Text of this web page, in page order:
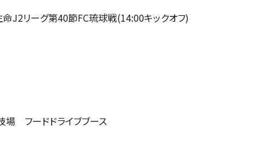
J2リーグ第40節FC琉球戦(14:00キックオフ)
フードドライブブース